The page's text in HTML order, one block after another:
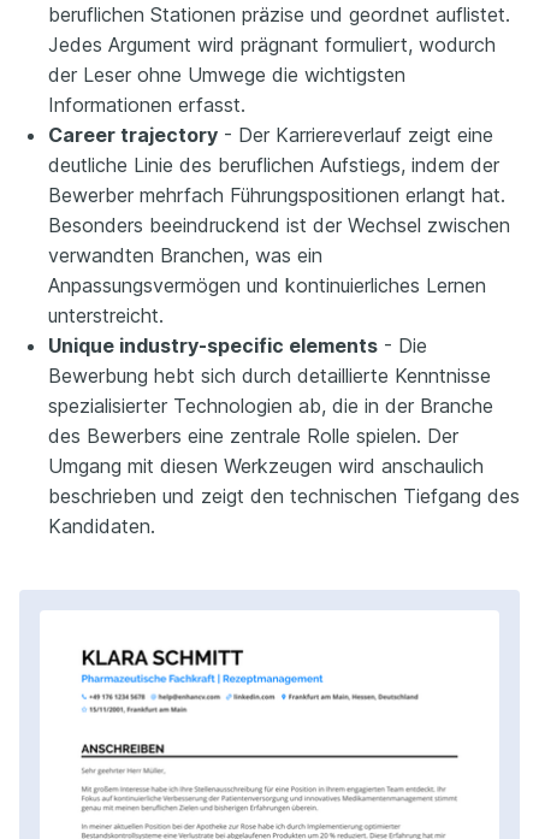
beruflichen Stationen präzise und geordnet auflistet.
Jedes Argument wird prägnant formuliert, wodurch
der Leser ohne Umwege die wichtigsten
Informationen erfasst.
Career trajectory - Der Karriereverlauf zeigt eine
deutliche Linie des beruflichen Aufstiegs, indem der
Bewerber mehrfach Führungspositionen erlangt hat.
Besonders beeindruckend ist der Wechsel zwischen
verwandten Branchen, was ein
Anpassungsvermögen und kontinuierliches Lernen
unterstreicht.
Unique industry-specific elements - Die
Bewerbung hebt sich durch detaillierte Kenntnisse
spezialisierter Technologien ab, die in der Branche
des Bewerbers eine zentrale Rolle spielen. Der
Umgang mit diesen Werkzeugen wird anschaulich
beschrieben und zeigt den technischen Tiefgang des
Kandidaten.